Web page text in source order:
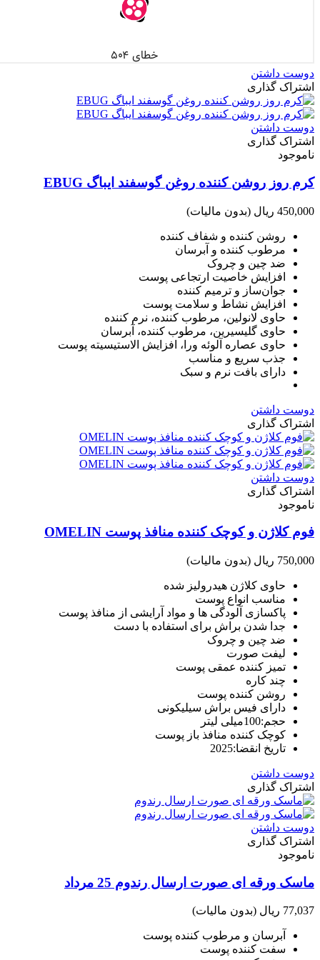
دوست داشتن
اشتراک گذاری
دوست داشتن
اشتراک گذاری
ناموجود
کرم روز روشن کننده روغن گوسفند ایباگ EBUG
450,000 ریال (بدون مالیات)
روشن کننده و شفاف کننده
مرطوب کننده و آبرسان
ضد چین و چروک
افزایش خاصیت ارتجاعی پوست
جوان‎‎‎‎‎‎‎‎‎‎‎‎‎‎‎‎‎‎‎‎‎‎‎‎‎‎‎‎‎‎‎‎‎‎‎‎‎‎‎‎‎‎‎‎‎‎‎‎‎‎‎‎‎‎‎‎‎‎‎‎‎‎‎‎‎‎‎‎‎‎ساز و ترمیم کننده
افزایش نشاط و سلامت پوست
حاوی لانولین، مرطوب کننده، نرم کننده
حاوی گلیسیرین، مرطوب کننده، آبرسان
حاوی عصاره آلوئه ورا، افزایش الاستیسیته پوست
جذب سریع و مناسب
دارای بافت نرم و سبک
دوست داشتن
اشتراک گذاری
دوست داشتن
اشتراک گذاری
ناموجود
فوم کلاژن و کوچک کننده منافذ پوست OMELIN
750,000 ریال (بدون مالیات)
حاوی کلاژن هیدرولیز شده
مناسب انواع پوست
پاکسازی آلودگی ها و مواد آرایشی از منافذ پوست
جدا شدن براش برای استفاده با دست
ضد چین و چروک
لیفت صورت
تمیز کننده عمقی پوست
چند کاره
روشن کننده پوست
دارای فیس براش سیلیکونی
حجم:100میلی لیتر
کوچک کننده منافذ باز پوست
تاریخ انقضا:2025
دوست داشتن
اشتراک گذاری
دوست داشتن
اشتراک گذاری
ناموجود
ماسک ورقه ای صورت ارسال رندوم 25 مرداد
77,037 ریال (بدون مالیات)
آبرسان و مرطوب کننده پوست
سفت کننده پوست